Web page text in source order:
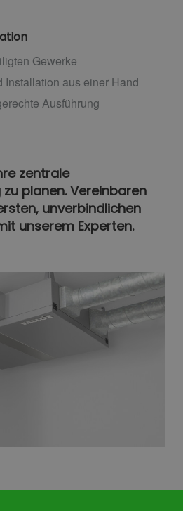
Gewerke
Installation aus einer Hand
Ausführung
zentrale
planen. Vereinbaren
unverbindlichen
unserem Experten.